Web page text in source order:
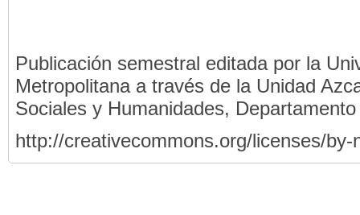
Publicación semestral editada por la
Metropolitana a través de la Unidad
Sociales y Humanidades,
http://creativecommons.org/licenses/by-